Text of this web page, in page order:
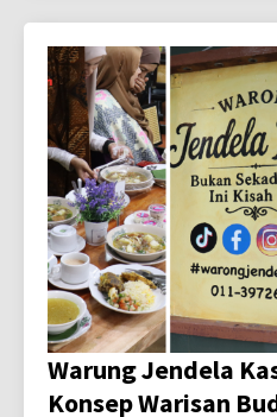
Warung Jendela
Konsep Warisan